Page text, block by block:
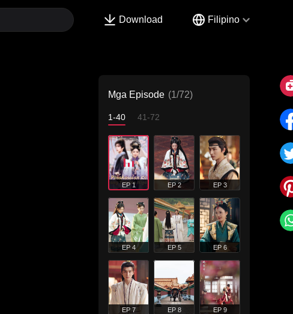
Download Filipino
Mga Episode (1/72)
1-40 41-72
EP 1 EP 2 EP 3
EP 4 EP 5 EP 6
EP 7 EP 8 EP 9